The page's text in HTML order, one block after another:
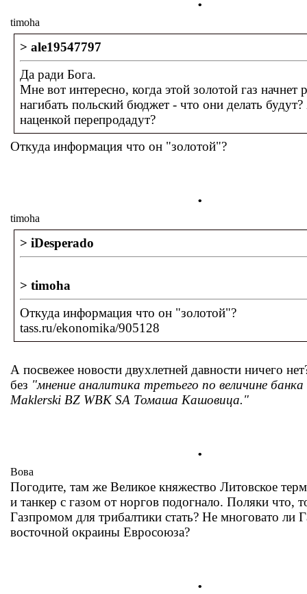
timoha
> ale19547797
Да ради Бога.
Мне вот интересно, когда этой золотой газ начнет
нагибать польский бюджет - что они делать
наценкой перепродадут?
Откуда информация что он "золотой"?
.
timoha
> iDesperado
> timoha
Откуда информация что он "золотой"?
tass.ru/ekonomika/905128
А посвежее новости двухлетней давности ничего
без "мнение аналитика третьего по величине
Maklerski BZ WBK SA Томаша Кашовица."
.
Вова
Погодите, там же Великое княжество Литовское
и танкер с газом от норгов подогнало. Поляки что,
Газпромом для трибалтики стать? Не многовато ли
восточной окраины Евросоюза?
.